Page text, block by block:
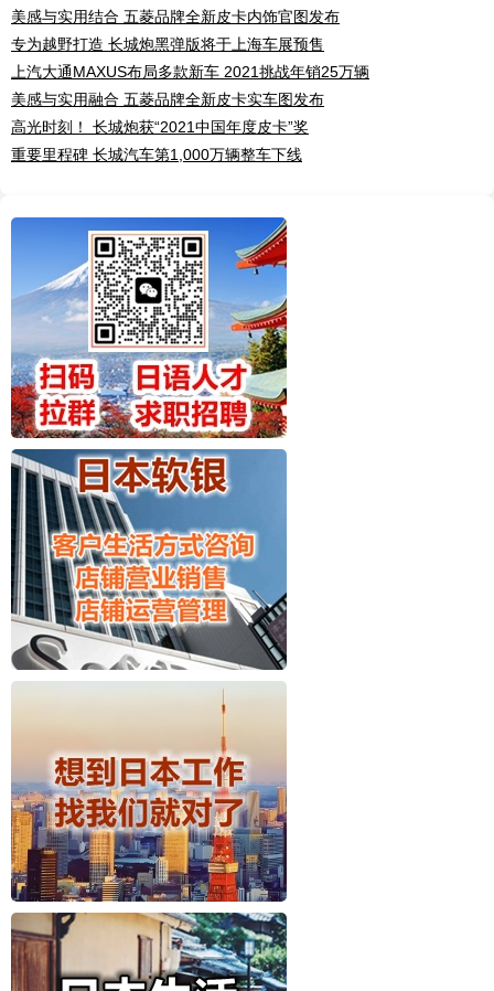
美感与实用结合 五菱品牌全新皮卡内饰官图发布
专为越野打造 长城炮黑弹版将于上海车展预售
上汽大通MAXUS布局多款新车 2021挑战年销25万辆
美感与实用融合 五菱品牌全新皮卡实车图发布
高光时刻！ 长城炮获“2021中国年度皮卡”奖
重要里程碑 长城汽车第1,000万辆整车下线